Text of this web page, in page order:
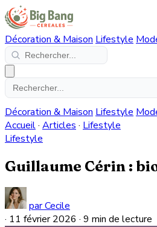
Décoration & Maison Lifestyle
Décoration & Maison Lifestyle
Accueil· Articles · Lifestyle
Lifestyle
Guillaume Cérin :
par Cecile
· 11 février 2026 · 9 min de lecture